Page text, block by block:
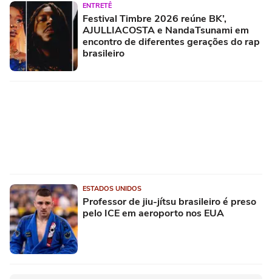
ENTRETÊ
Festival Timbre 2026 reúne BK’,
AJULLIACOSTA e NandaTsunami em
encontro de diferentes gerações do rap
brasileiro
ESTADOS UNIDOS
Professor de jiu-jítsu brasileiro é preso
pelo ICE em aeroporto nos EUA